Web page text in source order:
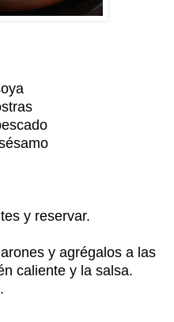
y reservar.
y agrégalos a las
caliente y la salsa.